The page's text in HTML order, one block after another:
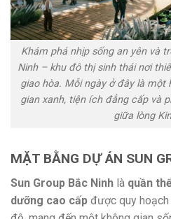
Khám phá nhịp sống an yên và
Ninh – khu đô thị sinh thái nơi
giao hòa. Mỗi ngày ở đây là
gian xanh, tiện ích đẳng cấp và
giữa lòng
MẶT BẰNG DỰ ÁN SUN
Sun Group Bắc Ninh là quần
dưỡng cao cấp được quy